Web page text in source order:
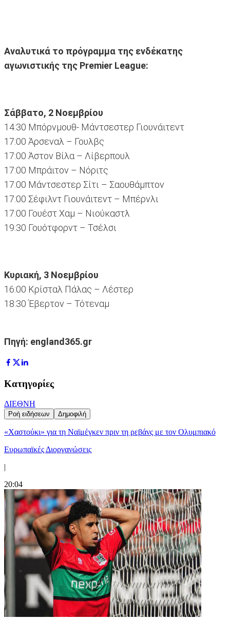
Αναλυτικά το πρόγραμμα της ενδέκατης
αγωνιστικής της Premier League:
Σάββατο, 2 Νοεμβρίου
14:30 Μπόρνμουθ- Μάντσεστερ Γιουνάιτεντ
17:00 Άρσεναλ – Γουλβς
17:00 Άστον Βίλα – Λίβερπουλ
17:00 Μπράιτον – Νόριτς
17:00 Μάντσεστερ Σίτι – Σαουθάμπτον
17:00 Σέφιλντ Γιουνάιτεντ – Μπέρνλι
17:00 Γουέστ Χαμ – Νιούκαστλ
19:30 Γουότφορντ – Τσέλσι
Κυριακή, 3 Νοεμβρίου
16:00 Κρίσταλ Πάλας – Λέστερ
18:30 Έβερτον – Τότεναμ
Πηγή: england365.gr
Κατηγορίες
ΔΙΕΘΝΗ
Ροή ειδήσεων Δημοφιλή
«Χαστούκι» για τη Ναϊμέγκεν πριν τη ρεβάνς με τον Ολυμπιακό
Ευρωπαϊκές Διοργανώσεις
|
20:04